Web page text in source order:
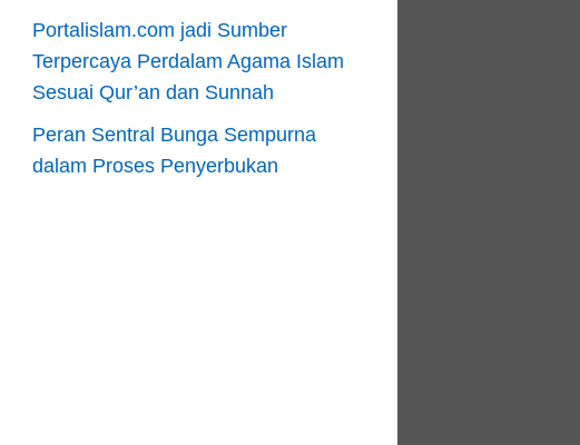
Portalislam.com jadi Sumber
Terpercaya Perdalam Agama Islam
Sesuai Qur’an dan Sunnah
Peran Sentral Bunga Sempurna
dalam Proses Penyerbukan